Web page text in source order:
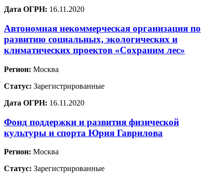
Дата ОГРН: 16.11.2020
Автономная некоммерческая организация по
развитию социальных, экологических и
климатических проектов «Сохраним лес»
Регион: Москва
Статус: Зарегистрированные
Дата ОГРН: 16.11.2020
Фонд поддержки и развития физической
культуры и спорта Юрия Гаврилова
Регион: Москва
Статус: Зарегистрированные